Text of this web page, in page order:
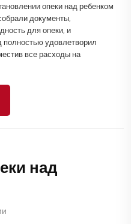
опеки над ребенком
документы,
для опеки, и
полностью удовлетворил
все расходы на
над